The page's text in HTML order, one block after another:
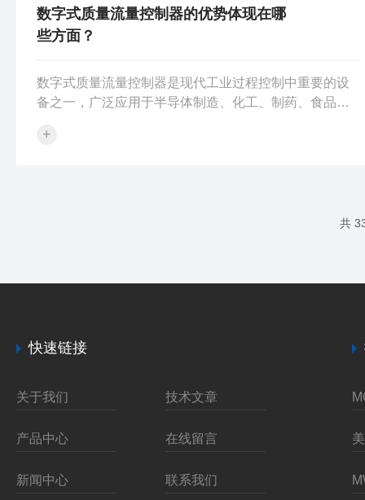
的质量流量数据。其误差通常可以控制在0.1%以内，...
数字式质量流量控制器的优势体现在哪
些方面？
数字式质量流量控制器是现代工业过程控制中重要的设
备之一，广泛应用于半导体制造、化工、制药、食品饮
程的稳定性和一致性。数字式质量流量控制器的工作原
流体的流速越快，加热量的散失就越快，从而可以通过
+
共
快速链接
关于我们 技术文章
产品中心 在线留言
新闻中心 联系我们